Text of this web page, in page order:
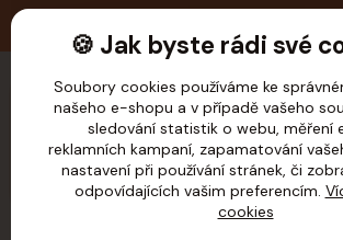
CZK
🍪 Jak byste rádi své
Soubory cookies používáme ke
našeho e-shopu a v případě vašeho
sledování statistik o webu, měření
reklamních kampaní, zapamatování
nastavení při používání stránek, či
odpovídajících vašim preferencím.
cookies